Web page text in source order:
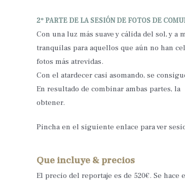
2º PARTE DE LA SESIÓN DE FOTOS DE
Con una luz más suave y cálida del sol, y
tranquilas para aquellos que aún no han
fotos más atrevidas.
Con el atardecer casi asomando, se
En resultado de combinar ambas partes,
obtener.
Pincha en el siguiente enlace para ver
Que incluye & precios
El precio del reportaje es de 520€. Se